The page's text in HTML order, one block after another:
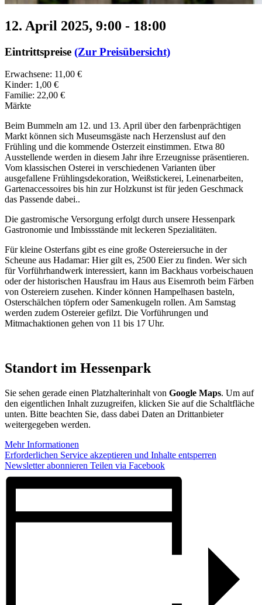
12. April 2025, 9:00 - 18:00
Eintrittspreise (Zur Preisübersicht)
Erwachsene: 11,00 €
Kinder: 1,00 €
Familie: 22,00 €
Märkte
Beim Bummeln am 12. und 13. April über den farbenprächtigen
Markt können sich Museumsgäste nach Herzenslust auf den
Frühling und die kommende Osterzeit einstimmen. Etwa 80
Ausstellende werden in diesem Jahr ihre Erzeugnisse präsentieren.
Vom klassischen Osterei in verschiedenen Varianten über
ausgefallene Frühlingsdekoration, Weißstickerei, Leinenarbeiten,
Gartenaccessoires bis hin zur Holzkunst ist für jeden Geschmack
das Passende dabei..
Die gastromische Versorgung erfolgt durch unsere Hessenpark
Gastronomie und Imbissstände mit leckeren Spezialitäten.
Für kleine Osterfans gibt es eine große Ostereiersuche in der
Scheune aus Hadamar: Hier gilt es, 2500 Eier zu finden. Wer sich
für Vorführhandwerk interessiert, kann im Backhaus vorbeischauen
oder der historischen Hausfrau im Haus aus Eisemroth beim Färben
von Ostereiern zusehen. Kinder können Hampelhasen basteln,
Osterschälchen töpfern oder Samenkugeln rollen. Am Samstag
werden zudem Ostereier gefilzt. Die Vorführungen und
Mitmachaktionen gehen von 11 bis 17 Uhr.
Standort im Hessenpark
Sie sehen gerade einen Platzhalterinhalt von Google Maps. Um auf
den eigentlichen Inhalt zuzugreifen, klicken Sie auf die Schaltfläche
unten. Bitte beachten Sie, dass dabei Daten an Drittanbieter
weitergegeben werden.
Mehr Informationen
Erforderlichen Service akzeptieren und Inhalte entsperren
Newsletter abonnieren Teilen via Facebook